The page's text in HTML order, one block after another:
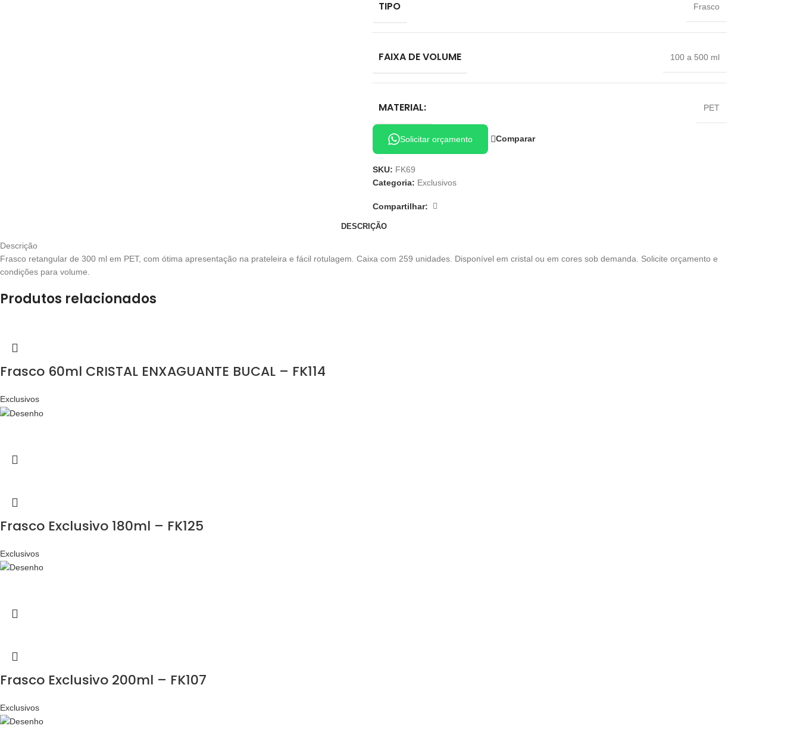
TIPO Frasco
FAIXA DE VOLUME 100 a 500 ml
MATERIAL: PET
Solicitar orçamento Comparar
SKU: FK69
Categoria: Exclusivos
Compartilhar:
DESCRIÇÃO
Descrição
Frasco retangular de 300 ml em PET, com ótima apresentação na prateleira e fácil rotulagem. Caixa com 259 unidades. Disponível em cristal ou em cores sob demanda. Solicite orçamento e
condições para volume.
Produtos relacionados
Frasco 60ml CRISTAL ENXAGUANTE BUCAL – FK114
Exclusivos
Frasco Exclusivo 180ml – FK125
Exclusivos
Frasco Exclusivo 200ml – FK107
Exclusivos